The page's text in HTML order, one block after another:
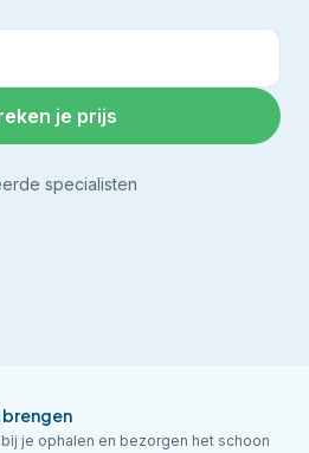
je prijs
specialisten
brengen
je ophalen en bezorgen het schoon